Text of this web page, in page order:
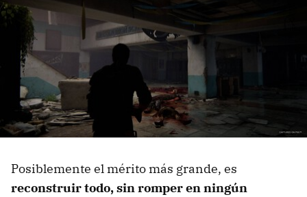
Posiblemente el mérito más grande, es
reconstruir todo, sin romper en ningún